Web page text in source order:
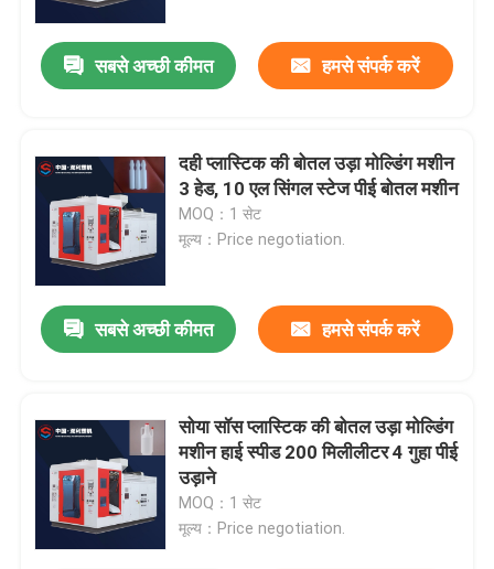
सबसे अच्छी कीमत हमसे संपर्क करें
दही प्लास्टिक की बोतल उड़ा मोल्डिंग मशीन
3 हेड, 10 एल सिंगल स्टेज पीई बोतल मशीन
MOQ：1 सेट
मूल्य：Price negotiation.
सबसे अच्छी कीमत हमसे संपर्क करें
सोया सॉस प्लास्टिक की बोतल उड़ा मोल्डिंग
मशीन हाई स्पीड 200 मिलीलीटर 4 गुहा पीई
उड़ाने
MOQ：1 सेट
मूल्य：Price negotiation.